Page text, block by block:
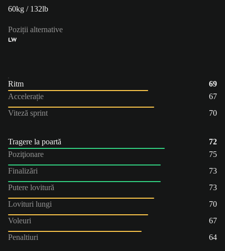
60kg / 132lb
Poziții alternative
LW
Ritm
69
Accelerație
67
Viteză sprint
70
Tragere la poartă
72
Poziţionare
75
Finalizări
73
Putere lovitură
73
Lovituri lungi
70
Voleuri
67
Penaltiuri
64